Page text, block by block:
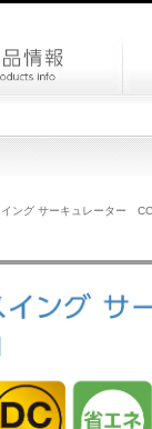
イング サーキュレーター